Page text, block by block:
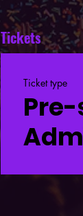
Tickets
Ticket type